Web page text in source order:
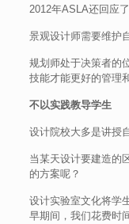
2012年ASLA还回应了
景观设计师需要维护
规划师处于决策者的
技能才能更好的管理
不以实践教导学生
设计院校大多是讲授
当某天设计要建造的
的方案呢？
设计实验室文化将学
早期间，我们花费时